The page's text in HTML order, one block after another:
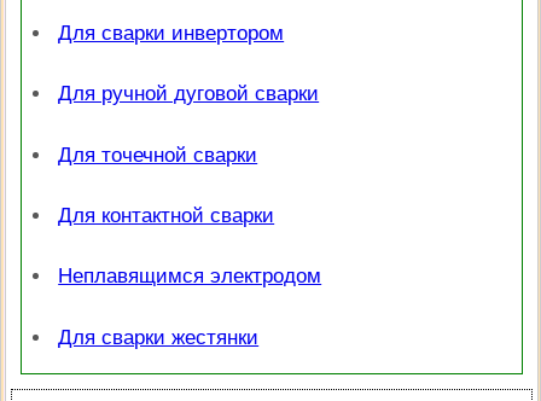
Для сварки инвертором
Для ручной дуговой сварки
Для точечной сварки
Для контактной сварки
Неплавящимся электродом
Для сварки жестянки